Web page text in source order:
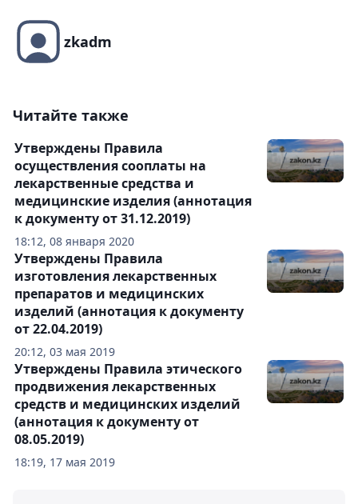
zkadm
Читайте также
18:12, 08 января 2020
Утверждены Правила
осуществления сооплаты на
лекарственные средства и
медицинские изделия (аннотация
к документу от 31.12.2019)
20:12, 03 мая 2019
Утверждены Правила
изготовления лекарственных
препаратов и медицинских
изделий (аннотация к документу
от 22.04.2019)
18:19, 17 мая 2019
Утверждены Правила этического
продвижения лекарственных
средств и медицинских изделий
(аннотация к документу от
08.05.2019)